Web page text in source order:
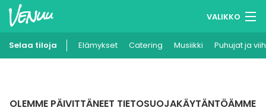
VALIKKO
Muistilistasi
Selaa tiloja Elämykset Catering Musiikki Puhujat ja
OLEMME PÄIVITTÄNEET TIETOSUOJAKÄYTÄNTÖÄMME